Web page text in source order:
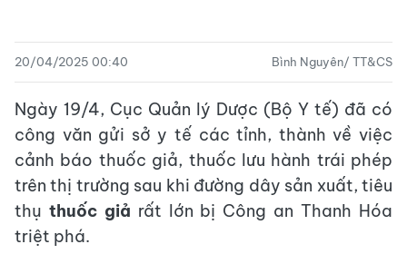
20/04/2025 00:40 Bình Nguyên/ TT&CS
Ngày 19/4, Cục Quản lý Dược (Bộ Y tế) đã có
công văn gửi sở y tế các tỉnh, thành về việc
cảnh báo thuốc giả, thuốc lưu hành trái phép
trên thị trường sau khi đường dây sản xuất, tiêu
thụ thuốc giả rất lớn bị Công an Thanh Hóa
triệt phá.